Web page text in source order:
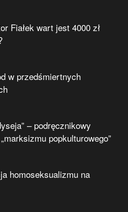
Fiałek wart jest 4000 zł
w przedśmiertnych
– podręcznikowy
popkulturowego”
homoseksualizmu na